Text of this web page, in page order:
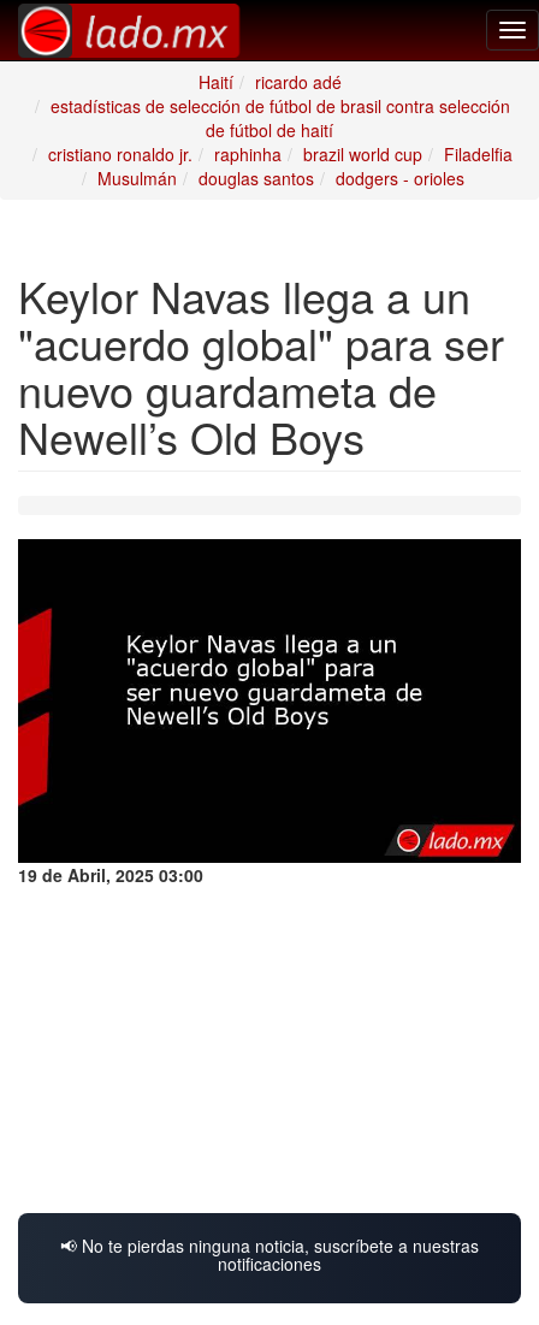
Haití
ricardo adé
estadísticas de selección de fútbol de brasil contra selección
de fútbol de haití
cristiano ronaldo jr.
raphinha brazil world cup
Filadelfia
Musulmán
douglas santos dodgers - orioles
Keylor Navas llega a un
"acuerdo global" para ser
nuevo guardameta de
Newell’s Old Boys
19 de Abril, 2025 03:00
📢 No te pierdas ninguna noticia, suscríbete a nuestras
notificaciones